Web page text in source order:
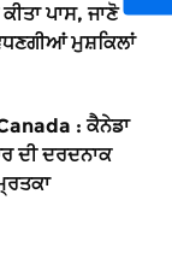
ਪਾਸ, ਜਾਣੋ
ਮੁਸ਼ਕਿਲਾਂ
: ਕੈਨੇਡਾ
ਦੀ ਦਰਦਨਾਕ